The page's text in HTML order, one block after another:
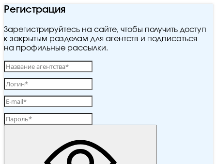
Регистрация
Зарегистрируйтесь на сайте, чтобы получить доступ
к закрытым разделам для агентств и подписаться
на профильные рассылки.